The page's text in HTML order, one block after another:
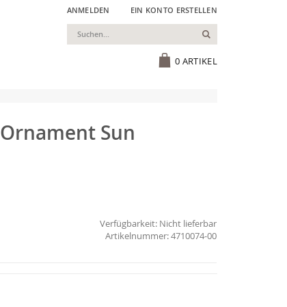
ANMELDEN EIN KONTO ERSTELLEN
0 ARTIKEL
Suchen
Sun
Verfügbarkeit: Nicht lieferbar
4710074-00